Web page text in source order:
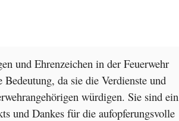
und Ehrenzeichen in der Feuerwehr
Bedeutung, da sie die Verdienste und
würdigen. Sie sind ein
und Dankes für die aufopferungsvolle